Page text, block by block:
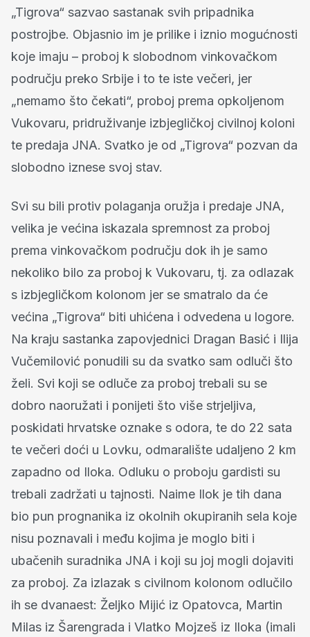
„Tigrova“ sazvao sastanak svih pripadnika
postrojbe. Objasnio im je prilike i iznio mogućnosti
koje imaju – proboj k slobodnom vinkovačkom
području preko Srbije i to te iste večeri, jer
„nemamo što čekati“, proboj prema opkoljenom
Vukovaru, pridruživanje izbjegličkoj civilnoj koloni
te predaja JNA. Svatko je od „Tigrova“ pozvan da
slobodno iznese svoj stav.
Svi su bili protiv polaganja oružja i predaje JNA,
velika je većina iskazala spremnost za proboj
prema vinkovačkom području dok ih je samo
nekoliko bilo za proboj k Vukovaru, tj. za odlazak
s izbjegličkom kolonom jer se smatralo da će
većina „Tigrova“ biti uhićena i odvedena u logore.
Na kraju sastanka zapovjednici Dragan Basić i Ilija
Vučemilović ponudili su da svatko sam odluči što
želi. Svi koji se odluče za proboj trebali su se
dobro naoružati i ponijeti što više strjeljiva,
poskidati hrvatske oznake s odora, te do 22 sata
te večeri doći u Lovku, odmaralište udaljeno 2 km
zapadno od Iloka. Odluku o proboju gardisti su
trebali zadržati u tajnosti. Naime Ilok je tih dana
bio pun prognanika iz okolnih okupiranih sela koje
nisu poznavali i među kojima je moglo biti i
ubačenih suradnika JNA i koji su joj mogli dojaviti
za proboj. Za izlazak s civilnom kolonom odlučilo
ih se dvanaest: Željko Mijić iz Opatovca, Martin
Milas iz Šarengrada i Vlatko Mojzeš iz Iloka (imali